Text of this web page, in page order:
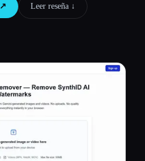
↗︎ Leer reseña ↓︎